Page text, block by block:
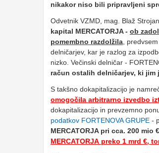
nikakor niso bili pripravljeni
Odvetnik VZMD, mag. Blaž
kapital MERCATORJA - ob
pomembno razdolžila ,
delničarjev, kar je razlog za
nizko. Večinski delničar -
račun ostalih delničarjev, ki jim
S takšno dokapitalizacijo je
omogočila arbitrarno izvedbo
dokapitalizacijo in prevzemno
podatkov FORTENOVA GRUPE -
MERCATORJA pri cca. 200 mio €
MERCATORJA preko 1 mrd €,